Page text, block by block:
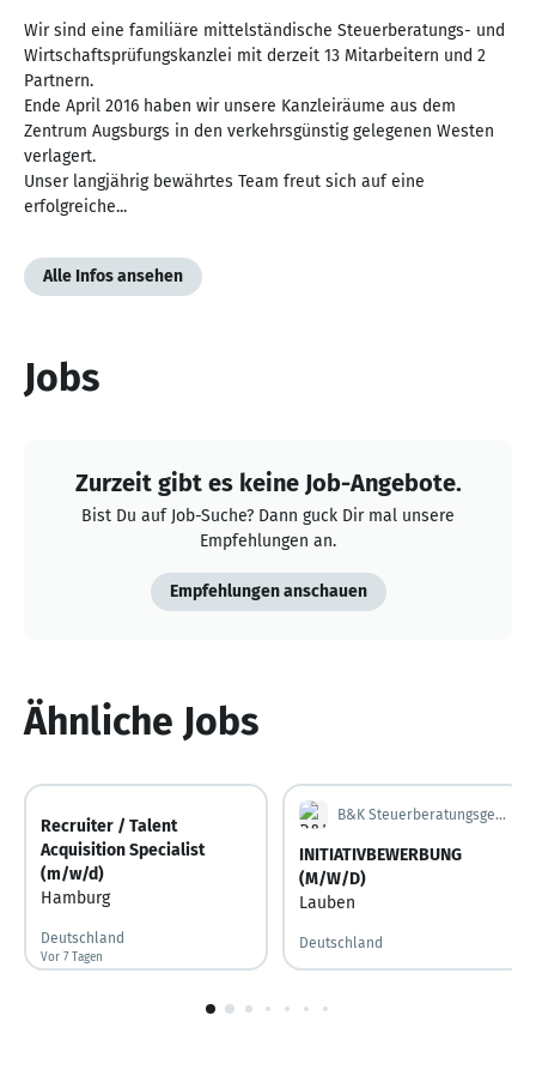
Wir sind eine familiäre mittelständische Steuerberatungs- und
Wirtschaftsprüfungskanzlei mit derzeit 13 Mitarbeitern und 2
Partnern.
Ende April 2016 haben wir unsere Kanzleiräume aus dem
Zentrum Augsburgs in den verkehrsgünstig gelegenen Westen
verlagert.
Unser langjährig bewährtes Team freut sich auf eine
erfolgreiche...
Alle Infos ansehen
Jobs
Zurzeit gibt es keine Job-Angebote.
Bist Du auf Job-Suche? Dann guck Dir mal unsere
Empfehlungen an.
Empfehlungen anschauen
Ähnliche Jobs
Recruiter / Talent
Acquisition Specialist
(m/w/d)
Hamburg
Deutschland
Vor 7 Tagen
Vor 7 Tagen veröffentlicht
B&K Steuerberatungsgesellschaft mbH
INITIATIVBEWERBUNG
(M/W/D)
Lauben
Deutschland